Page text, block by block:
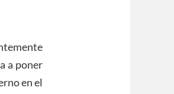
a poner
en el